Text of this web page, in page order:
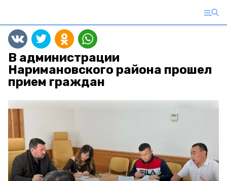
В администрации
Наримановского района прошел
прием граждан